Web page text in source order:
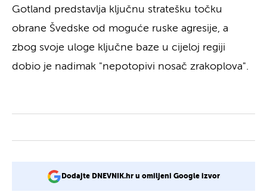
Gotland predstavlja ključnu stratešku točku
obrane Švedske od moguće ruske agresije, a
zbog svoje uloge ključne baze u cijeloj regiji
dobio je nadimak "nepotopivi nosač zrakoplova".
Dodajte DNEVNIK.hr u omiljeni Google izvor